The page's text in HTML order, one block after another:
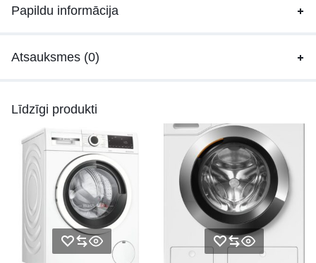
Papildu informācija
Atsauksmes (0)
Līdzīgi produkti